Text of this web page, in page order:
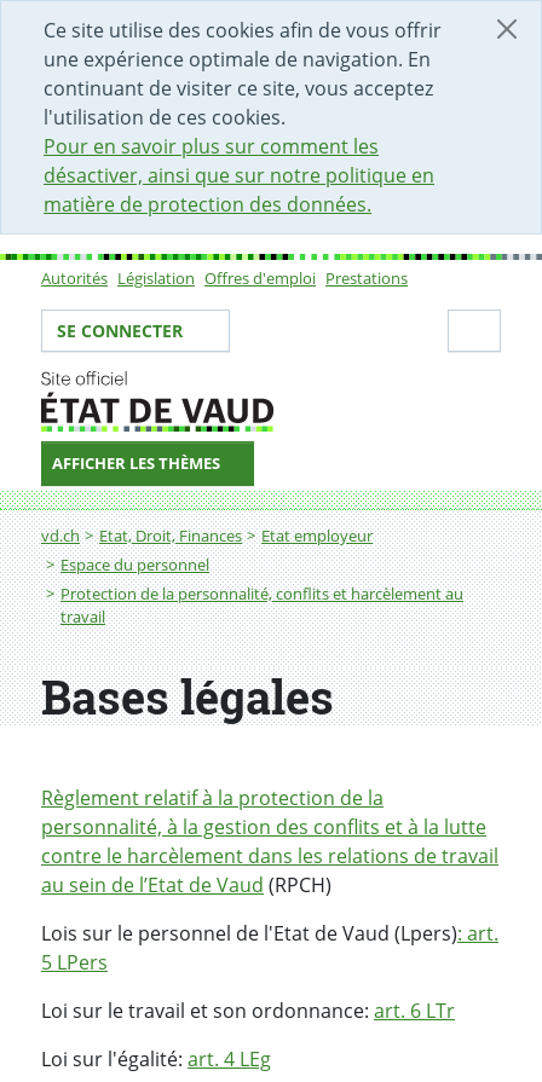
Ce site utilise des cookies afin de vous offrir
une expérience optimale de navigation. En
continuant de visiter ce site, vous acceptez
l'utilisation de ces cookies.
Pour en savoir plus sur comment les
désactiver, ainsi que sur notre politique en
matière de protection des données.
DÉBUT DU CONTENU DE LA PAGE
ACCÈS AU CHAMP DE RECHERCHE
PAGE D'ACCUEIL
FORMULAIRE DE CONTACT
Sous-navigation
Autorités Législation Offres d'emploi Prestations
Votre identité
SE CONNECTER
AFFICHER LES THÈMES
Fil d'Ariane
vd.ch Etat, Droit, Finances
Etat employeur
Espace du personnel
Protection de la personnalité, conflits et harcèlement au
travail
Bases légales
Bases légales
Règlement relatif à la protection de la
personnalité, à la gestion des conflits et à la lutte
contre le harcèlement dans les relations de travail
au sein de l’Etat de Vaud (RPCH)
Lois sur le personnel de l'Etat de Vaud (Lpers): art.
5 LPers
Loi sur le travail et son ordonnance: art. 6 LTr
Loi sur l'égalité: art. 4 LEg